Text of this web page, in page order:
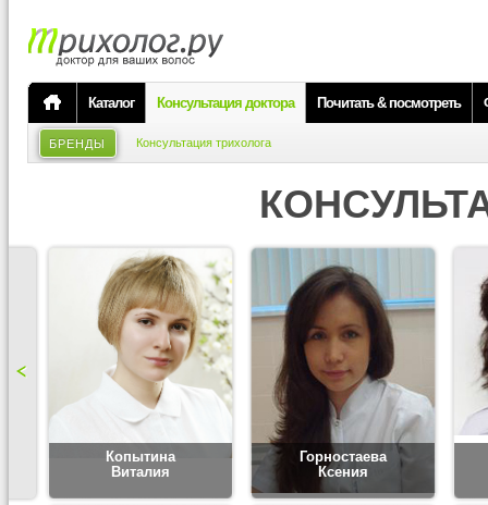
Каталог Консультация доктора Почитать & посмотреть
БРЕНДЫ Консультация трихолога
Копытина
Виталия
Горностаева
Ксения